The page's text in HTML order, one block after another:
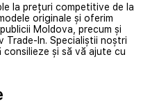
la prețuri competitive de la
originale și oferim
Moldova, precum și
Trade-In. Specialiștii noștri
și să vă ajute cu